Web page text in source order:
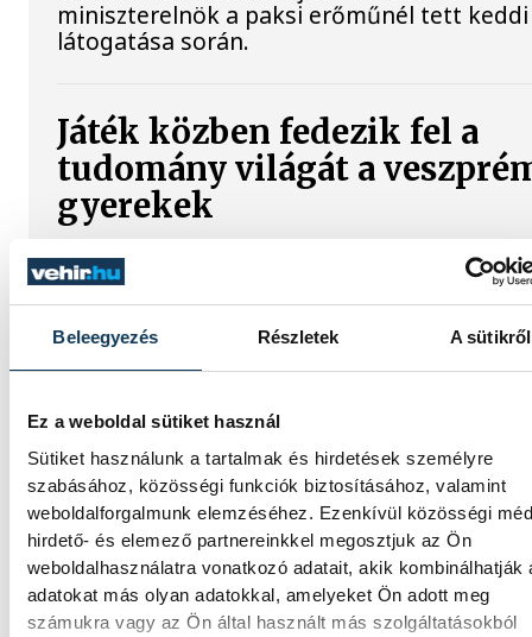
Beleegyezés Részletek A sütikről
Ez a weboldal sütiket használ
Sütiket használunk a tartalmak és hirdetések személyre
szabásához, közösségi funkciók biztosításához, valamint
weboldalforgalmunk elemzéséhez. Ezenkívül közösségi
hirdető- és elemező partnereinkkel megosztjuk az Ön
weboldalhasználatra vonatkozó adatait, akik kombinálhatják
adatokat más olyan adatokkal, amelyeket Ön adott meg
számukra vagy az Ön által használt más szolgáltatásokból
miniszterelnök a paksi erőműnél tett keddi
látogatása során.
Játék közben fedezik fel a
tudomány világát a
gyerekek
Látványos kísérletek, kreatív feladatok és
sok-sok élmény várja a gyerekeket a
Balassa Marietta, a központ vezetője
be, hogyan teszik izgalmassá a
SPORT